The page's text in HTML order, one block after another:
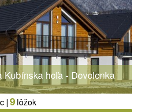
Kubínska hoľa - Dovolenka
|9lôžok